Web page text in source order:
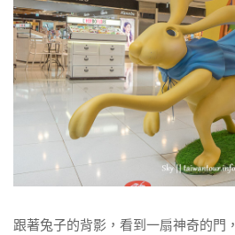
跟著兔子的背影，看到一扇神奇的門，